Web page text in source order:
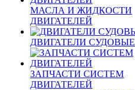
МАСЛА И ЖИДКОСТИ
ДВИГАТЕЛЕЙ
ДВИГАТЕЛИ СУДОВЫЕ
ЗАПЧАСТИ СИСТЕМ
ДВИГАТЕЛЕЙ